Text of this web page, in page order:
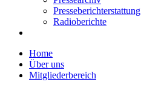
Presseberichterstattung
Radioberichte
Home
Über uns
Mitgliederbereich